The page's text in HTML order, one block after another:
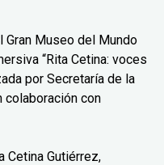
Gran Museo del Mundo
“Rita Cetina: voces
por Secretaría de la
colaboración con
Cetina Gutiérrez,